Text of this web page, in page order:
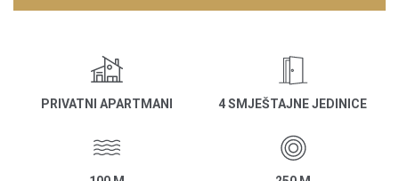
PRIVATNI APARTMANI 4 SMJEŠTAJNE JEDINICE